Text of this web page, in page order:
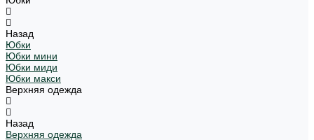
Назад
Юбки
Юбки мини
Юбки миди
Юбки макси
Верхняя одежда
Назад
Верхняя одежда